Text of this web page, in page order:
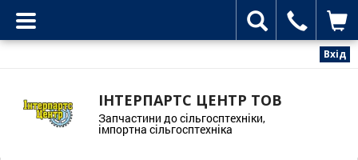
Вхід
ІНТЕРПАРТС ЦЕНТР ТОВ
Запчастини до сільгосптехніки,
імпортна сільгосптехніка